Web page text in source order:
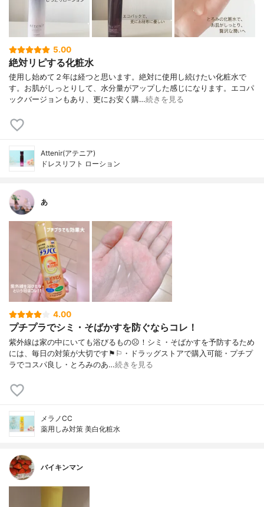
5.00
絶対リピする化粧水
使用し始めて２年は経つと思います。絶対に使用し続けたい化粧水で
す。お肌がしっとりして、水分量がアップした感じになります。エコパ
ックバージョンもあり、更にお安く購…続きを見る
Attenir(アテニア)
ドレスリフト ローション
あ
4.00
プチプラでシミ・そばかすを防ぐならコレ！
紫外線は家の中にいても浴びるもの☹︎！シミ・そばかすを予防するため
には、毎日の対策が大切です⚑︎⚐︎・ドラッグストアで購入可能・プチプ
ラでコスパ良し・とろみのあ…続きを見る
メラノCC
薬用しみ対策 美白化粧水
バイキンマン